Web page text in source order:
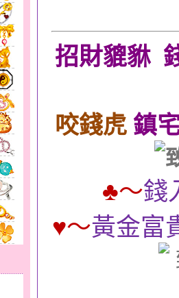
招財貔貅
咬錢虎鎮
♣～錢
♥～黃金富